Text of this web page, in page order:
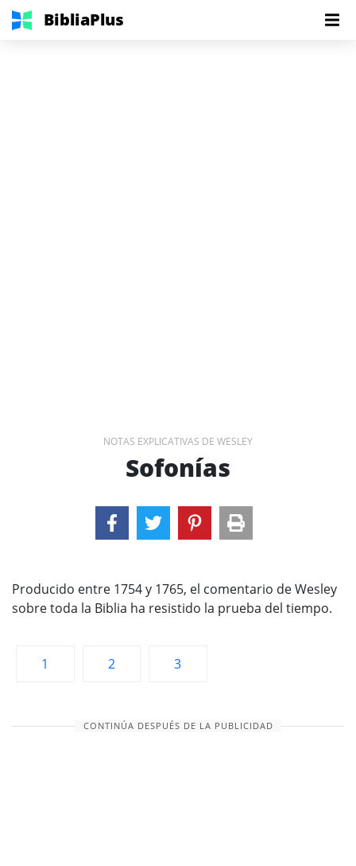
BibliaPlus
NOTAS EXPLICATIVAS DE WESLEY
Sofonías
Producido entre 1754 y 1765, el comentario de Wesley
sobre toda la Biblia ha resistido la prueba del tiempo.
1 2 3
CONTINÚA DESPUÉS DE LA PUBLICIDAD